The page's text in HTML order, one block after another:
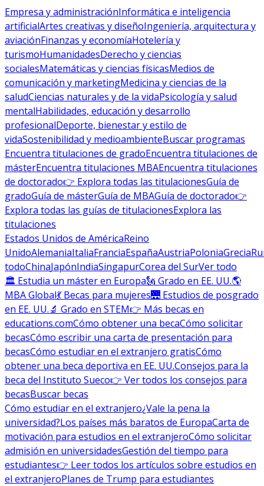
Empresa y administraciónInformática e inteligencia
artificialArtes creativas y diseñoIngeniería, arquitectura y
aviaciónFinanzas y economíaHotelería y
turismoHumanidadesDerecho y ciencias
socialesMatemáticas y ciencias físicasMedios de
comunicación y marketingMedicina y ciencias de la
saludCiencias naturales y de la vidaPsicología y salud
mentalHabilidades, educación y desarrollo
profesionalDeporte, bienestar y estilo de
vidaSostenibilidad y medioambienteBuscar programas
Encuentra titulaciones de gradoEncuentra titulaciones de
másterEncuentra titulaciones MBAEncuentra titulaciones
de doctorado👉 Explora todas las titulacionesGuía de
gradoGuía de másterGuía de MBAGuía de doctorado👉
Explora todas las guías de titulacionesExplora las
titulaciones
Estados Unidos de AméricaReino
UnidoAlemaniaItaliaFranciaEspañaAustriaPoloniaGrecia
todoChinaJapónIndiaSingapurCorea del SurVer todo
🏛 Estudia un máster en Europa🗽 Grado en EE. UU.🌎
MBA Global💃 Becas para mujeres🌉 Estudios de posgrado
en EE. UU.🔬 Grado en STEM👉 Más becas en
educations.comCómo obtener una becaCómo solicitar
becasCómo escribir una carta de presentación para
becasCómo estudiar en el extranjero gratisCómo
obtener una beca deportiva en EE. UU.Consejos para la
beca del Instituto Sueco👉 Ver todos los consejos para
becasBuscar becas
Cómo estudiar en el extranjero¿Vale la pena la
universidad?Los países más baratos de EuropaCarta de
motivación para estudios en el extranjeroCómo solicitar
admisión en universidadesGestión del tiempo para
estudiantes👉 Leer todos los artículos sobre estudios en
el extranjeroPlanes de Trump para estudiantes